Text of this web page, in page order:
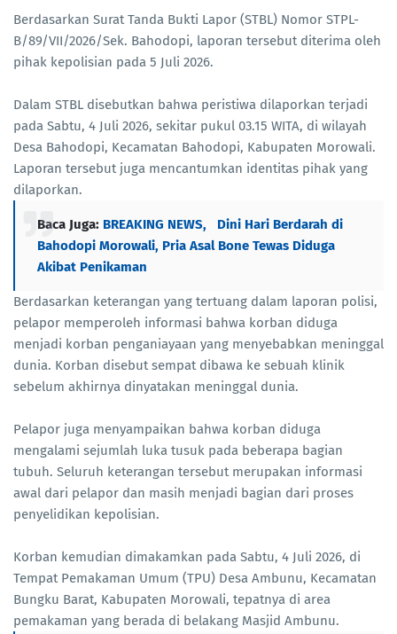
Berdasarkan Surat Tanda Bukti Lapor (STBL) Nomor STPL-
B/89/VII/2026/Sek. Bahodopi, laporan tersebut diterima oleh
pihak kepolisian pada 5 Juli 2026.
Dalam STBL disebutkan bahwa peristiwa dilaporkan terjadi
pada Sabtu, 4 Juli 2026, sekitar pukul 03.15 WITA, di wilayah
Desa Bahodopi, Kecamatan Bahodopi, Kabupaten Morowali.
Laporan tersebut juga mencantumkan identitas pihak yang
dilaporkan.
Baca Juga: BREAKING NEWS, Dini Hari Berdarah di
Bahodopi Morowali, Pria Asal Bone Tewas Diduga
Akibat Penikaman
Berdasarkan keterangan yang tertuang dalam laporan polisi,
pelapor memperoleh informasi bahwa korban diduga
menjadi korban penganiayaan yang menyebabkan meninggal
dunia. Korban disebut sempat dibawa ke sebuah klinik
sebelum akhirnya dinyatakan meninggal dunia.
Pelapor juga menyampaikan bahwa korban diduga
mengalami sejumlah luka tusuk pada beberapa bagian
tubuh. Seluruh keterangan tersebut merupakan informasi
awal dari pelapor dan masih menjadi bagian dari proses
penyelidikan kepolisian.
Korban kemudian dimakamkan pada Sabtu, 4 Juli 2026, di
Tempat Pemakaman Umum (TPU) Desa Ambunu, Kecamatan
Bungku Barat, Kabupaten Morowali, tepatnya di area
pemakaman yang berada di belakang Masjid Ambunu.